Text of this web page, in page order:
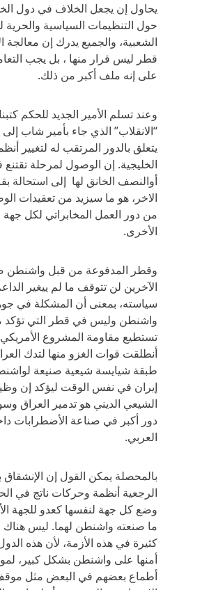
يحاول إن يجعل الخلاف في دول
حول التنظيمات السياسية
الشعبية، والجميع يدرك إن معالجة
قطر ليس قرار منها ، بل يجب
على إنه ملف أكبر من ذلك.
وعند تسلم الأمير الجديد للحكم
“الانقلاب” الذي جاء بأمير شاب
يتعلق بالدور المرتقب له لتغيير
الخليجية. إن الوصول لمرحلة تقتنع
أوالنصف الخانق لها إلى استحالة
الاخر، هو ما سيزيد من تعقيدات
من دور العمل المخابراتي لكل
الأخرى.
وقطر المدفوعة من قبل واشنطن
الآخرين لن تتوقف ما لم ييغير
سياسته، بمعنى أن المشكلة في
واشنطن وليس في قطر التي تؤكد
تستطيع مقاومة المشروع
أنطلقت قوات الغزو منها لتدك
طبقة شيايسة شيعية صنيعة
إيران في نفس الوقت ليؤكد إن
الشيعي الديني هو تدمير العراق
دور أكبر في صناعة الأضطرابات
العربي.
بالمحصلة يمكن القول إن الإنشقاق
الرجعية أنظمة وحركات ناتج في
وضع كل جهة لنفسها كعدو للجهة
ما صنعته واشنطن لهما. ليس هناك
كثيرة في هذه الأزمة، لأن هذه
أمنها على واشنطن بشكل كبير،
أطماع بعضهم في البعض مثل